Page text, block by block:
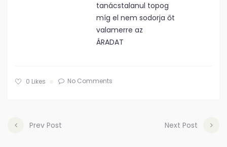
tanácstalanul topog
míg el nem sodorja őt
valamerre az
ÁRADAT
0 Likes No Comments
Prev Post Next Post